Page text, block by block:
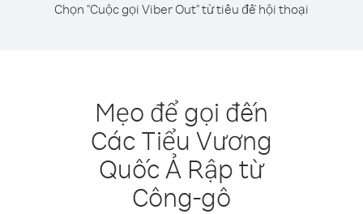
Chọn "Cuộc gọi Viber Out" từ tiêu đề hội thoại
Mẹo để gọi đến
Các Tiểu Vương
Quốc Ả Rập từ
Công-gô